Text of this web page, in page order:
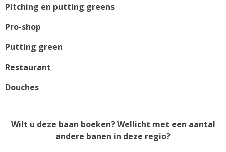
Pitching en putting greens
Pro-shop
Putting green
Restaurant
Douches
Wilt u deze baan boeken? Wellicht met een aantal
andere banen in deze regio?